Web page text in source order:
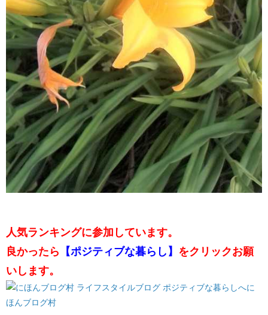
人気ランキングに参加しています。
良かったら 【ポジティブな暮らし】 をクリックお願
いします。
に
ほんブログ村